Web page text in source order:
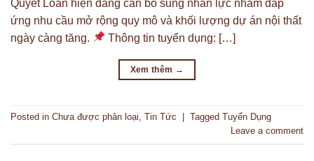
Quyết Loan hiện đang cần bổ sung nhân lực nhằm đáp
ứng nhu cầu mở rộng quy mô và khối lượng dự án nội thất
ngày càng tăng.
Thông tin tuyển dụng: […]
Xem thêm →
Posted in Chưa được phân loại Tin Tức Tagged Tuyển Dụng
Leave a comment